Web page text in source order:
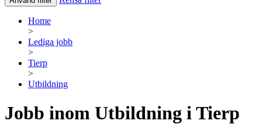
Home
>
Lediga jobb
>
Tierp
>
Utbildning
Jobb inom Utbildning i Tierp